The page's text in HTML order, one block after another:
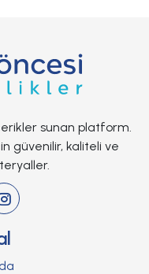
sunan platform.
güvenilir, kaliteli ve